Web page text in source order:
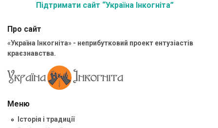
Підтримати сайт “Україна Інкогніта”
Про сайт
«Україна Інкогніта» - неприбутковий проект ентузіастів
краєзнавства.
Меню
Історія і традиції